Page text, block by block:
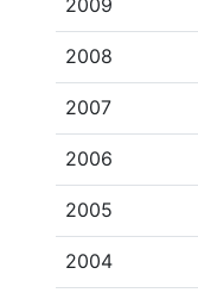
2009
2008
2007
2006
2005
2004